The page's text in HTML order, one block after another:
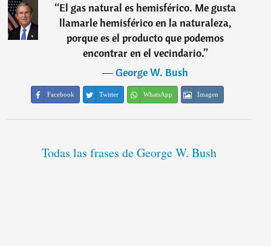
“El gas natural es hemisférico. Me gusta
llamarle hemisférico en la naturaleza,
porque es el producto que podemos
encontrar en el vecindario.”
―George W. Bush
Facebook Twitter WhatsApp Imagen
Todas las frases de George W. Bush